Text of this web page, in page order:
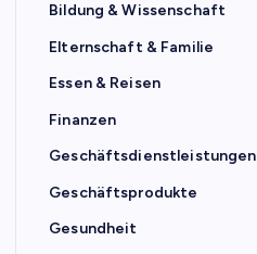
Bildung & Wissenschaft
Elternschaft & Familie
Essen & Reisen
Finanzen
Geschäftsdienstleistungen
Geschäftsprodukte
Gesundheit